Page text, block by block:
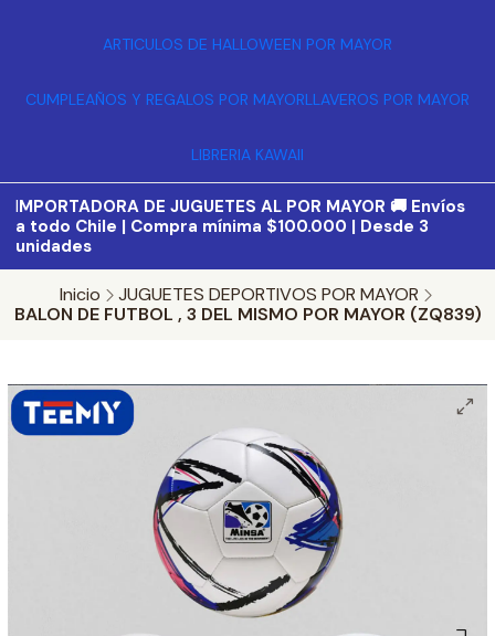
ARTICULOS DE HALLOWEEN POR MAYOR
CUMPLEAÑOS Y REGALOS POR MAYORLLAVEROS POR MAYOR
LIBRERIA KAWAII
IMPORTADORA DE JUGUETES AL POR MAYOR 🚚 Envíos
a todo Chile | Compra mínima $100.000 | Desde 3
unidades
Inicio
JUGUETES DEPORTIVOS POR MAYOR
BALON DE FUTBOL , 3 DEL MISMO POR MAYOR (ZQ839)